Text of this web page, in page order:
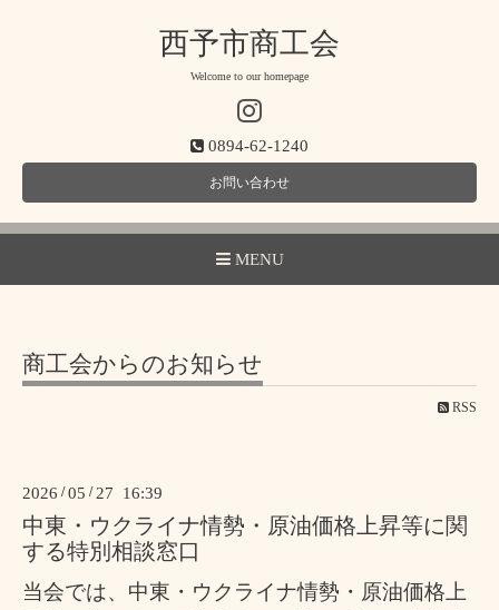
西予市商工会
Welcome to our homepage
0894-62-1240
お問い合わせ
MENU
商工会からのお知らせ
RSS
2026 /05 / 27 16:39
中東・ウクライナ情勢・原油価格上昇等に関
する特別相談窓口
当会では、中東・ウクライナ情勢・原油価格上